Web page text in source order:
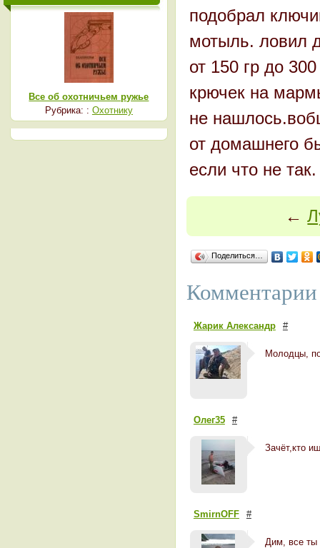
подобрал
мотыль. ловил
от 150 гр до
крючек на
не
от домашнего
если что не так.
←
Поделиться…
Жарик Александр #
Молодцы,
Олег35 #
Зачёт,кто
SmirnOFF #
Дим, все ты
Все об охотничьем ружье
Рубрика: : Охотнику